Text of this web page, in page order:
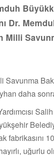
Dr.
Milli
Savunma
daha
fabrikasını
uğurlu